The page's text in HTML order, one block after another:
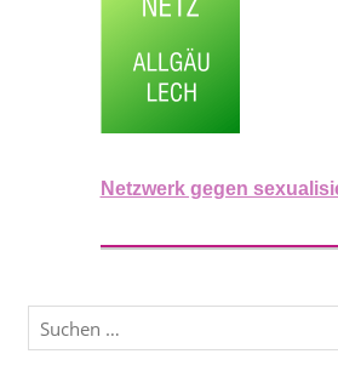
Netzwerk gegen